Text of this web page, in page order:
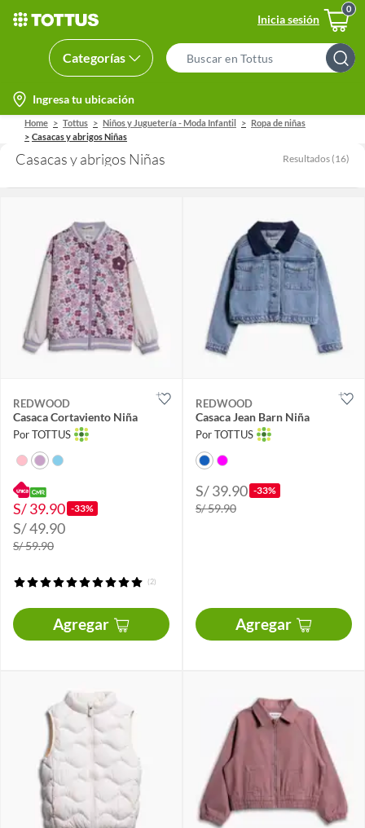
Inicia sesión
Categorías
Search
Bar
location-
icon
Ingresa tu ubicación
Home Tottus Niños y Juguetería - Moda Infantil
Ropa de niñas
Casacas y abrigos Niñas
Casacas y abrigos Niñas Resultados (16)
REDWOOD
Casaca Cortaviento Niña
Por TOTTUS
S/ 39.90 -33%
S/ 49.90
S/ 59.90
(2)
Agregar
REDWOOD
Casaca Jean Barn Niña
Por TOTTUS
S/ 39.90 -33%
S/ 59.90
Agregar